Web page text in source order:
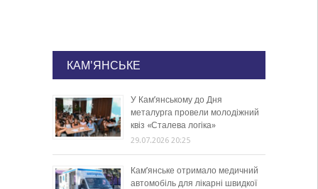
КАМ'ЯНСЬКЕ
У Кам’янському до Дня
металурга провели молодіжний
квіз «Сталева логіка»
29.07.2026 20:25
Кам’янське отримало медичний
автомобіль для лікарні швидкої